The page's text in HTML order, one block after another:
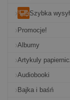
Szybka
Promocje!
Albumy
Artykuly
Audiobooki
Bajka i baśń